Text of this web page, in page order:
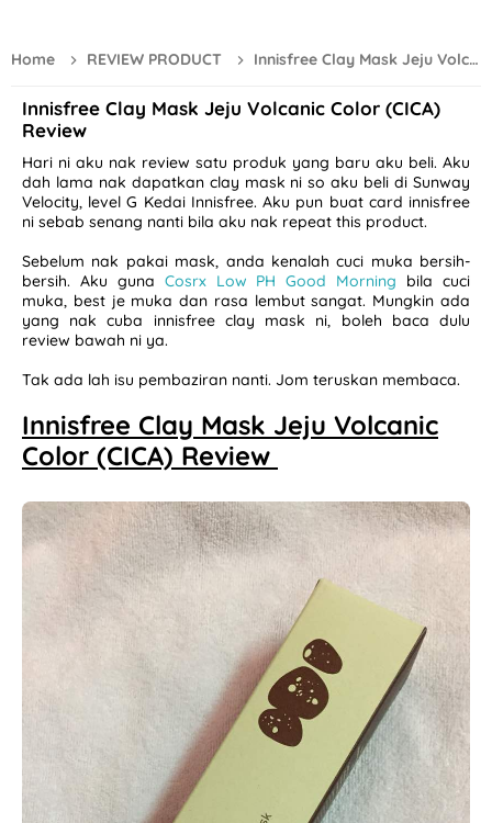
River Cruise Melaka | Tarikan Utama Di Negeri Sang Kancil
Fadhilat dan Kelebihan Surah Al Waqiah
GKB Tiger Milk Mushroom & Z-WELL Bagus Untuk Imun Dan
Menikmati Mee Sizzling Di Gerai Pak Habib Sri Lalang
Resepi Mee Kolok Sarawak Mudah Dan Simple
Pengalaman Umrah Kali Pertama Bersama Andalusia
Home REVIEW PRODUCT Innisfree Clay Mask Jeju Volcanic Color (CICA) Review
Innisfree Clay Mask Jeju Volcanic Color (CICA)
Review
Hari ni aku nak review satu produk yang baru aku beli. Aku
dah lama nak dapatkan clay mask ni so aku beli di Sunway
Velocity, level G Kedai Innisfree. Aku pun buat card innisfree
ni sebab senang nanti bila aku nak repeat this product.
Sebelum nak pakai mask, anda kenalah cuci muka bersih-
bersih. Aku guna Cosrx Low PH Good Morning bila cuci
muka, best je muka dan rasa lembut sangat. Mungkin ada
yang nak cuba innisfree clay mask ni, boleh baca dulu
review bawah ni ya.
Tak ada lah isu pembaziran nanti. Jom teruskan membaca.
Innisfree Clay Mask Jeju Volcanic
Color (CICA) Review